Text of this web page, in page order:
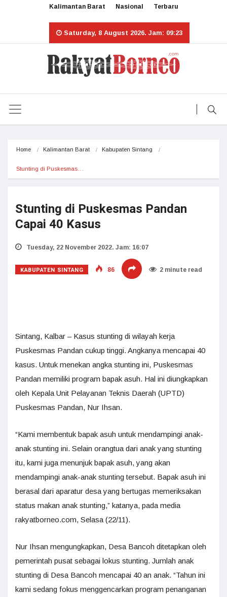
Kalimantan Barat Nasional Terbaru
Saturday, 8 August 2026. Jam: 09:23
Home Kalimantan Barat Kabupaten Sintang
Stunting di Puskesmas…
Stunting di Puskesmas Pandan
Capai 40 Kasus
Tuesday, 22 November 2022. Jam: 16:07
KABUPATEN SINTANG 86 2 minute read
Sintang, Kalbar – Kasus stunting di wilayah kerja
Puskesmas Pandan cukup tinggi. Angkanya mencapai 40
kasus. Untuk menekan angka stunting ini, Puskesmas
Pandan memiliki program bapak asuh. Hal ini diungkapkan
oleh Kepala Unit Pelayanan Teknis Daerah (UPTD)
Puskesmas Pandan, Nur Ihsan.
“Kami membentuk bapak asuh untuk mendampingi anak-
anak stunting ini. Selain orangtua dari anak yang stunting
itu, kami juga menunjuk bapak asuh, yang akan
mendampingi anak-anak stunting tersebut. Bapak asuh ini
berasal dari aparatur desa yang bertugas memeriksakan
status makan anak stunting,” katanya, pada media
rakyatborneo.com, Selasa (22/11).
Nur Ihsan mengungkapkan, Desa Bancoh ditetapkan oleh
pemerintah pusat sebagai lokus stunting. Jumlah anak
stunting di Desa Bancoh mencapai 40 an anak. “Tahun ini
kami sedang fokus menggencarkan program penanganan